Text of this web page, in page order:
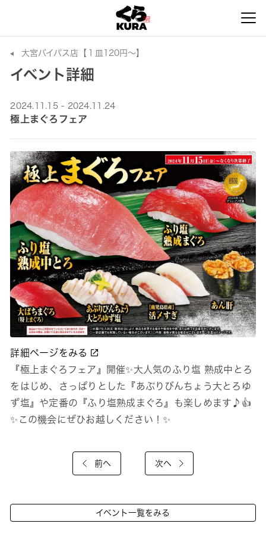
大宮バイパス店【１皿120円～】
イベント詳細
2024.11.15 - 2024.11.24
極上まぐろフェア
詳細ページをみる
『極上まぐろフェア』開催✨大人気のふり塩 熟成中とろ
をはじめ、さっぱりとした『あぶりびんちょう大とろゆ
ず塩』や定番の『ふり塩熟成まぐろ』も楽しめます♪👍
✨この機会にぜひお越しください！✨
前へ 次へ
イベント一覧をみる